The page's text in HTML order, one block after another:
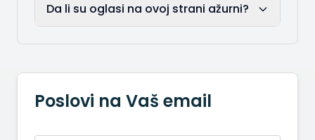
Da li su oglasi na ovoj strani ažurni?
Poslovi na Vaš email